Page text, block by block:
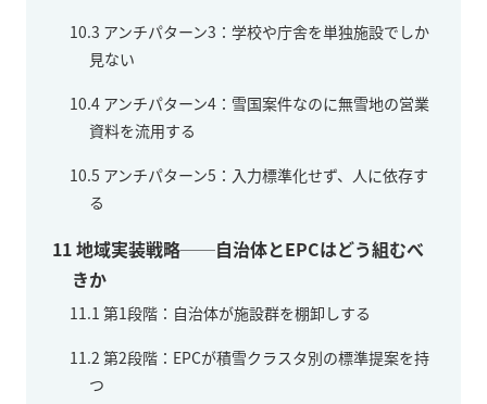
10.3 アンチパターン3：学校や庁舎を単独施設でしか
見ない
10.4 アンチパターン4：雪国案件なのに無雪地の営業
資料を流用する
10.5 アンチパターン5：入力標準化せず、人に依存す
る
11地域実装戦略──自治体とEPCはどう組むべ
きか
11.1 第1段階：自治体が施設群を棚卸しする
11.2 第2段階：EPCが積雪クラスタ別の標準提案を持
つ